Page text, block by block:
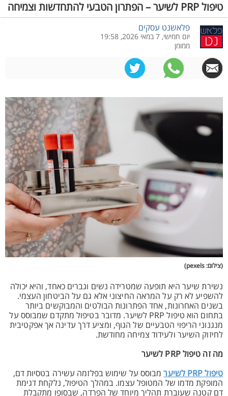
טיפול PRP לשיער – הפתרון הטבעי להתחדשות וצמיחה
פלאשנט עסקים
יום חמישי, 7 במאי 2026, 19:58
ממומן
(צילום: pexels)
נשירת שיער היא תופעה שמטרידה נשים וגברים כאחד, והיא יכולה
להשפיע לא רק על המראה החיצוני אלא גם על הביטחון העצמי.
בשנים האחרונות, אחד הפתרונות הבולטים והמבוקשים ביותר
בתחום הוא טיפול PRP לשיער. מדובר בטיפול מתקדם שמבוסס על
מנגנוני הריפוי הטבעיים של הגוף, ומציע דרך עדינה אך אפקטיבית
לחיזוק השיער ולעידוד צמיחה מחודשת.
מה זה טיפול PRP לשיער
טיפול PRP לשיער
מבוסס על שימוש בפלזמה עשירה בטסיות דם,
המופקת מדמו של המטופל עצמו. במהלך הטיפול, נלקחת דגימת
דם קטנה שעוברת תהליך מיוחד של הפרדה, שבסופו מתקבלת